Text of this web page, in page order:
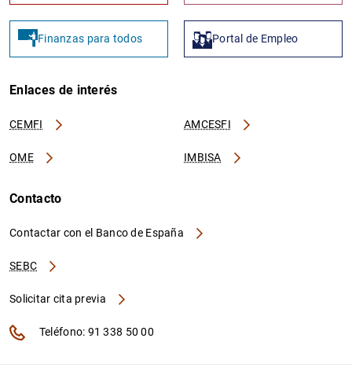
Finanzas para todos Portal de Empleo
Enlaces de interés
CEMFI AMCESFI
OME IMBISA
Contacto
Contactar con el Banco de España
SEBC
Solicitar cita previa
Teléfono: 91 338 50 00